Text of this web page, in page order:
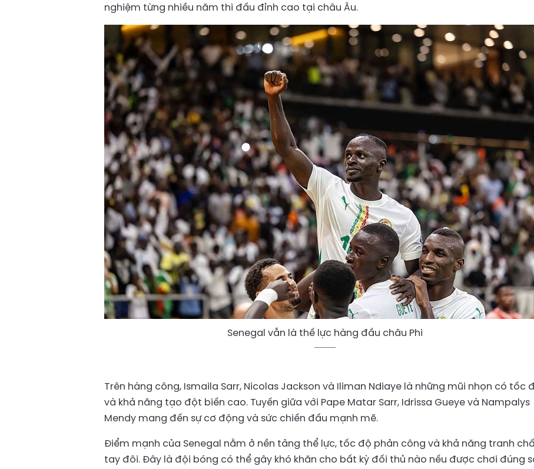
nghiệm từng nhiều năm thi đấu đỉnh cao tại châu Âu.
Senegal vẫn là thế lực hàng đầu châu Phi
Trên hàng công, Ismaila Sarr, Nicolas Jackson và Iliman Ndiaye là những mũi nhọn có tốc
và khả năng tạo đột biến cao. Tuyến giữa với Pape Matar Sarr, Idrissa Gueye và Nampalys
Mendy mang đến sự cơ động và sức chiến đấu mạnh mẽ.
Điểm mạnh của Senegal nằm ở nền tảng thể lực, tốc độ phản công và khả năng tranh
tay đôi. Đây là đội bóng có thể gây khó khăn cho bất kỳ đối thủ nào nếu được chơi đúng